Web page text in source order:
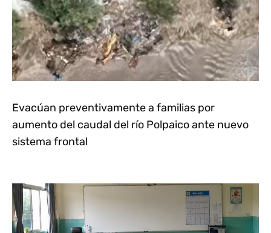
Evacúan preventivamente a familias por
aumento del caudal del río Polpaico ante nuevo
sistema frontal